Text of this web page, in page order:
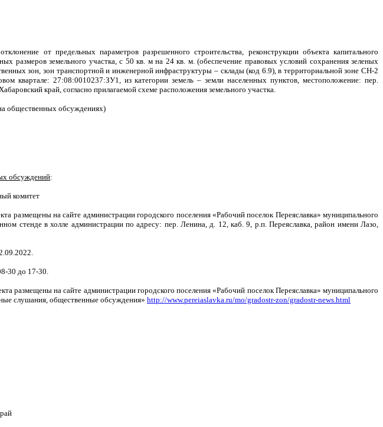
от предельных параметров разрешенного строительства, реконструкции объекта капитального
размеров земельного участка, с 50 кв. м на 24 кв. м. (обеспечение правовых условий сохранения зеленых
зон, зон транспортной и инженерной инфраструктуры – склады (код 6.9), в территориальной зоне СН-2
квартале: 27:08:0010237:ЗУ1, из категории земель – земли населенных пунктов, местоположение: пер.
край, согласно прилагаемой схеме расположения земельного участка.
общественных обсуждениях)
обсуждений:
комитет
размещены на сайте администрации городского поселения «Рабочий поселок Переяславка» муниципального
стенде в холле администрации по адресу: пер. Ленина, д. 12, каб. 9, р.п. Переяславка, район имени Лазо,
30 до 17-30.
размещены на сайте администрации городского поселения «Рабочий поселок Переяславка» муниципального
слушания, общественные обсуждения» http://www.pereiaslavka.ru/mo/gradostr-zon/gradostr-news.html